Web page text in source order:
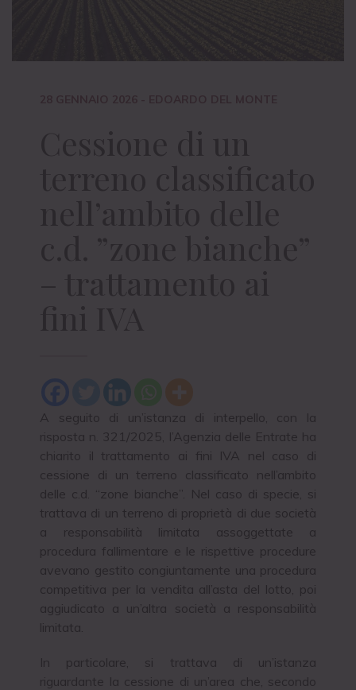
A seguito di un’istanza di interpello, con la
risposta n. 321/2025, l’Agenzia delle Entrate ha
chiarito il trattamento ai fini IVA nel caso di
cessione di un terreno classificato nell’ambito
delle c.d. “zone bianche”. Nel caso di specie, si
trattava di un terreno di proprietà di due società
a responsabilità limitata assoggettate a
procedura fallimentare e le rispettive procedure
avevano gestito congiuntamente una procedura
competitiva per la vendita all’asta del lotto, poi
aggiudicato a un’altra società a responsabilità
limitata.
In particolare, si trattava di un’istanza
riguardante la cessione di un’area che, secondo